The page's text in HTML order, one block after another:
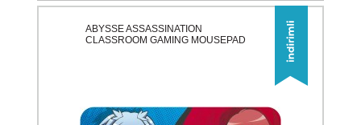
ABYSSE ASSASSINATION
CLASSROOM GAMING MOUSEPAD